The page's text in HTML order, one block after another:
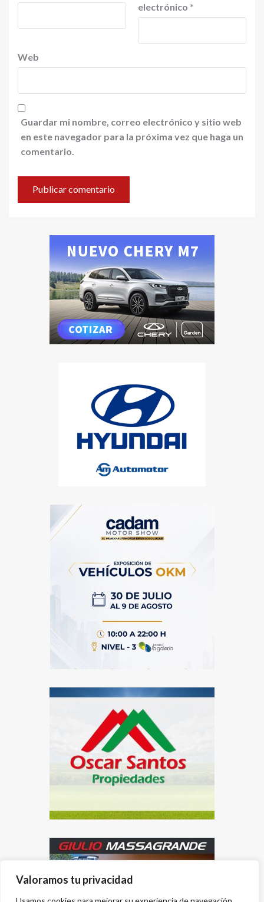
Valoramos tu privacidad
electrónico *
Web
Guardar mi nombre, correo electrónico y sitio web
en este navegador para la próxima vez que haga un
comentario.